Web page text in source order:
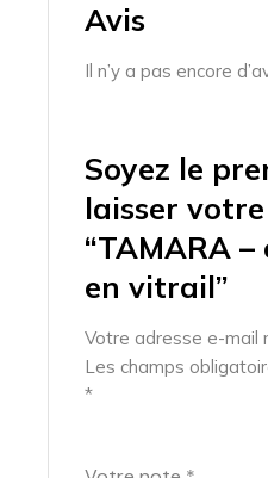
Avis
Il n’y a pas encore
Soyez le
laisser
“TAMARA
en vitrail”
Votre adresse e-mail
Les champs
*